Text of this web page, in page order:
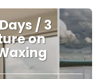
/ 3
on